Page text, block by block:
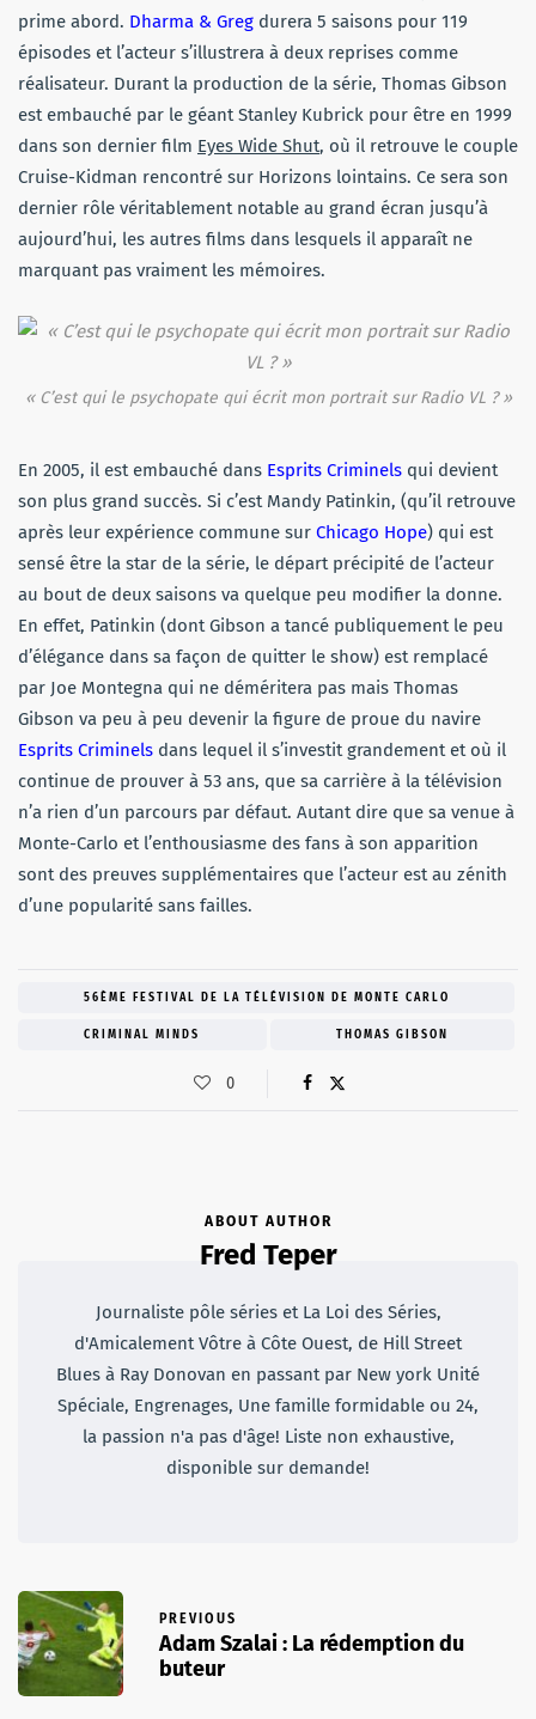
prime abord. Dharma & Greg durera 5 saisons pour 119
épisodes et l’acteur s’illustrera à deux reprises comme
réalisateur. Durant la production de la série, Thomas Gibson
est embauché par le géant Stanley Kubrick pour être en 1999
dans son dernier film Eyes Wide Shut, où il retrouve le couple
Cruise-Kidman rencontré sur Horizons lointains. Ce sera son
dernier rôle véritablement notable au grand écran jusqu’à
aujourd’hui, les autres films dans lesquels il apparaît ne
marquant pas vraiment les mémoires.
« C’est qui le psychopate qui écrit mon portrait sur Radio VL ? »
En 2005, il est embauché dans Esprits Criminels qui devient
son plus grand succès. Si c’est Mandy Patinkin, (qu’il retrouve
après leur expérience commune sur Chicago Hope) qui est
sensé être la star de la série, le départ précipité de l’acteur
au bout de deux saisons va quelque peu modifier la donne.
En effet, Patinkin (dont Gibson a tancé publiquement le peu
d’élégance dans sa façon de quitter le show) est remplacé
par Joe Montegna qui ne déméritera pas mais Thomas
Gibson va peu à peu devenir la figure de proue du navire
Esprits Criminels dans lequel il s’investit grandement et où il
continue de prouver à 53 ans, que sa carrière à la télévision
n’a rien d’un parcours par défaut. Autant dire que sa venue à
Monte-Carlo et l’enthousiasme des fans à son apparition
sont des preuves supplémentaires que l’acteur est au zénith
d’une popularité sans failles.
56ÈME FESTIVAL DE LA TÉLÉVISION DE MONTE CARLO
CRIMINAL MINDS THOMAS GIBSON
0
ABOUT AUTHOR
Fred Teper
Journaliste pôle séries et La Loi des Séries,
d'Amicalement Vôtre à Côte Ouest, de Hill Street
Blues à Ray Donovan en passant par New york Unité
Spéciale, Engrenages, Une famille formidable ou 24,
la passion n'a pas d'âge! Liste non exhaustive,
disponible sur demande!
PREVIOUS
Adam Szalai : La rédemption du
buteur